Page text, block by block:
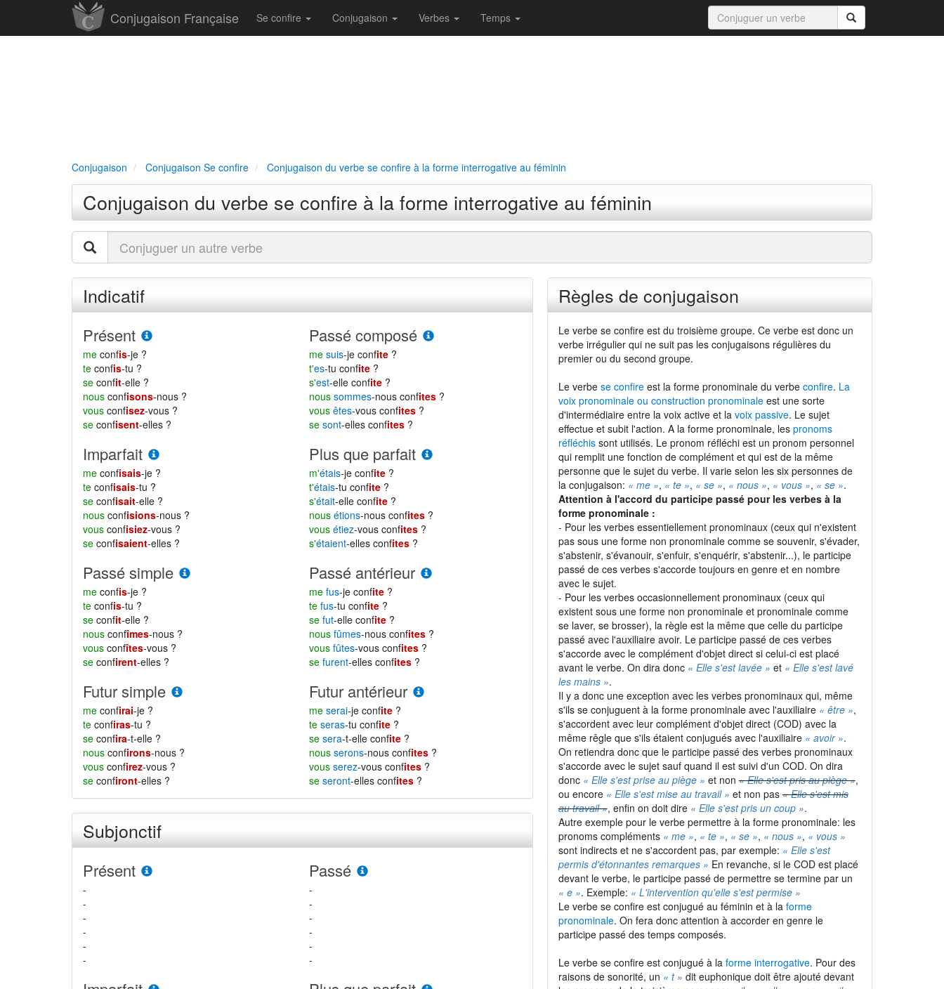
Conjugaison Française Se confire Conjugaison Verbes Temps
Conjugaison Conjugaison Se confire Conjugaison du verbe se confire à la forme interrogative au féminin
Conjugaison du verbe se confire à la forme interrogative au féminin
Indicatif
Présent
me confis-je ?
te confis-tu ?
se confit-elle ?
nous confisons-nous ?
vous confisez-vous ?
se confisent-elles ?
Passé composé
mesuis-je confite ?
t'es-tu confite ?
s'est-elle confite ?
noussommes-nous confites ?
vousêtes-vous confites ?
sesont-elles confites ?
Imparfait
me confisais-je ?
te confisais-tu ?
se confisait-elle ?
nous confisions-nous ?
vous confisiez-vous ?
se confisaient-elles ?
Plus que parfait
m'étais-je confite ?
t'étais-tu confite ?
s'était-elle confite ?
nousétions-nous confites ?
vousétiez-vous confites ?
s'étaient-elles confites ?
Passé simple
me confis-je ?
te confis-tu ?
se confit-elle ?
nous confîmes-nous ?
vous confîtes-vous ?
se confirent-elles ?
Passé antérieur
mefus-je confite ?
tefus-tu confite ?
sefut-elle confite ?
nousfûmes-nous confites ?
vousfûtes-vous confites ?
sefurent-elles confites ?
Futur simple
me confirai-je ?
te confiras-tu ?
se confira-t-elle ?
nous confirons-nous ?
vous confirez-vous ?
se confiront-elles ?
Futur antérieur
meserai-je confite ?
teseras-tu confite ?
sesera-t-elle confite ?
nousserons-nous confites ?
vousserez-vous confites ?
seseront-elles confites ?
Subjonctif
Présent
-
-
-
-
-
-
Passé
-
-
-
-
-
-
Règles de conjugaison
Le verbe se confire est du troisième groupe. Ce verbe est donc un
verbe irrégulier qui ne suit pas les conjugaisons régulières du
premier ou du second groupe.
Le verbe se confireest la forme pronominale du verbe confire. La
voix pronominale ou construction pronominaleest une sorte
d'intermédiaire entre la voix active et la voix passive. Le sujet
effectue et subit l'action. A la forme pronominale, les pronoms
réfléchissont utilisés. Le pronom réfléchi est un pronom personnel
qui remplit une fonction de complément et qui est de la même
personne que le sujet du verbe. Il varie selon les six personnes de
la conjugaison: « me », « te », « se », « nous », « vous », « se ».
Attention à l'accord du participe passé pour les verbes à la
forme pronominale :
- Pour les verbes essentiellement pronominaux (ceux qui n'existent
pas sous une forme non pronominale comme se souvenir, s'évader,
s'abstenir, s'évanouir, s'enfuir, s'enquérir, s'abstenir...), le participe
passé de ces verbes s'accorde toujours en genre et en nombre
avec le sujet.
- Pour les verbes occasionnellement pronominaux (ceux qui
existent sous une forme non pronominale et pronominale comme
se laver, se brosser), la règle est la même que celle du participe
passé avec l'auxiliaire avoir. Le participe passé de ces verbes
s'accorde avec le complément d'objet direct si celui-ci est placé
avant le verbe. On dira donc « Elle s'est lavée » et « Elle s'est lavé
les mains ».
Il y a donc une exception avec les verbes pronominaux qui, même
s'ils se conjuguent à la forme pronominale avec l'auxiliaire « être »,
s'accordent avec leur complément d'objet direct (COD) avec la
même rêgle que s'ils étaient conjugués avec l'auxiliaire « avoir ».
On retiendra donc que le participe passé des verbes pronominaux
s'accorde avec le sujet sauf quand il est suivi d'un COD. On dira
donc « Elle s'est prise au piège » et non« Elle s'est pris au piège »,
ou encore « Elle s'est mise au travail » et non pas« Elle s'est mis
au travail », enfin on doit dire « Elle s'est pris un coup ».
Autre exemple pour le verbe permettre à la forme pronominale: les
pronoms compléments « me », « te », « se », « nous », « vous »
sont indirects et ne s'accordent pas, par exemple: « Elle s'est
permis d'étonnantes remarques » En revanche, si le COD est placé
devant le verbe, le participe passé de permettre se termine par un
« e ». Exemple: « L'intervention qu'elle s'est permise »
Le verbe se confire est conjugué au féminin et à la forme
pronominale. On fera donc attention à accorder en genre le
participe passé des temps composés.
Le verbe se confire est conjugué à la forme interrogative. Pour des
raisons de sonorité, un « t » dit euphonique doit être ajouté devant